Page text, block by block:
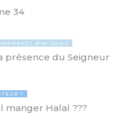
34
BIBLIQUES
présence du Seigneur
?
manger Halal ???